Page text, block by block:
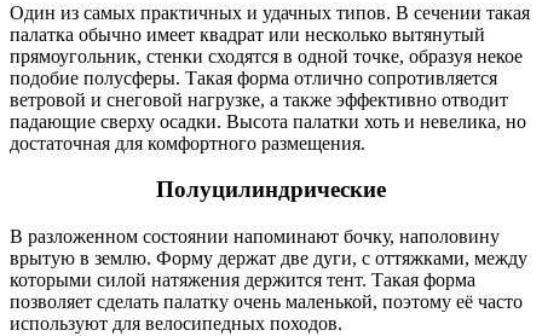
Один из самых практичных и удачных типов. В сечении такая
палатка обычно имеет квадрат или несколько вытянутый
прямоугольник, стенки сходятся в одной точке, образуя некое
подобие полусферы. Такая форма отлично сопротивляется
ветровой и снеговой нагрузке, а также эффективно отводит
падающие сверху осадки. Высота палатки хоть и невелика, но
достаточная для комфортного размещения.
Полуцилиндрические
В разложенном состоянии напоминают бочку, наполовину
врытую в землю. Форму держат две дуги, с оттяжками, между
которыми силой натяжения держится тент. Такая форма
позволяет сделать палатку очень маленькой, поэтому её часто
используют для велосипедных походов.